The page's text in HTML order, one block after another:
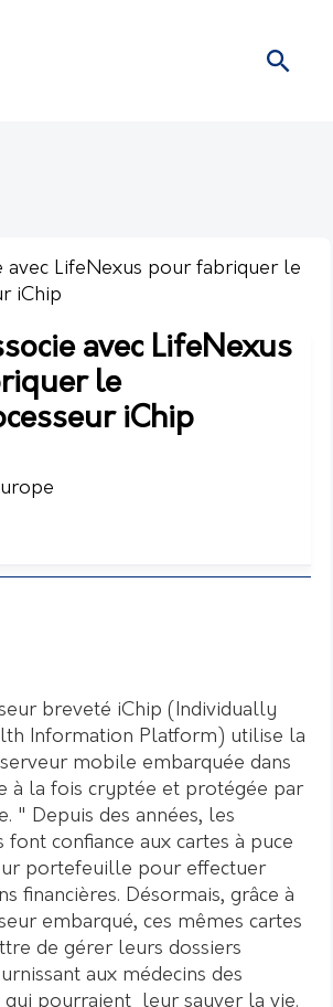
avec LifeNexus
le
iChip
breveté iChip (Individually
Information Platform) utilise la
mobile embarquée dans
à la fois cryptée et protégée par
" Depuis des années, les
font confiance aux cartes à puce
portefeuille pour effectuer
financières. Désormais, grâce à
embarqué, ces mêmes cartes
de gérer leurs dossiers
aux médecins des
qui pourraient leur sauver la vie.